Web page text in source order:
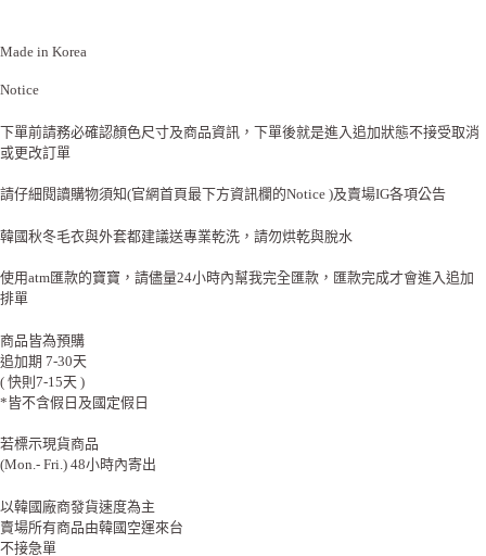
Made in Korea
Notice
下單前請務必確認顏色尺寸及商品資訊，下單後就是進入追加狀態不接受取消
或更改訂單
請仔細閱讀購物須知(官網首頁最下方資訊欄的Notice )及賣場IG各項公告
韓國秋冬毛衣與外套都建議送專業乾洗，請勿烘乾與脫水
使用atm匯款的寶寶，請儘量24小時內幫我完全匯款，匯款完成才會進入追加
排單
商品皆為預購
追加期 7-30天
( 快則7-15天 )
*皆不含假日及國定假日
若標示現貨商品
(Mon.- Fri.) 48小時內寄出
以韓國廠商發貨速度為主
賣場所有商品由韓國空運來台
不接急單